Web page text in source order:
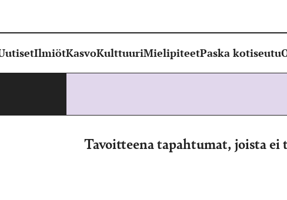
IlmiötKasvoKulttuuriMielipiteetPaska kotiseutu
Tavoitteena tapahtumat, joista ei